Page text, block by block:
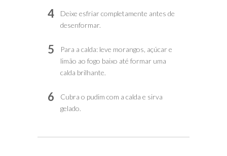
4
Deixe esfriar completamente antes de
desenformar.
5
Para a calda: leve morangos, açúcar e
limão ao fogo baixo até formar uma
calda brilhante.
6
Cubra o pudim com a calda e sirva
gelado.